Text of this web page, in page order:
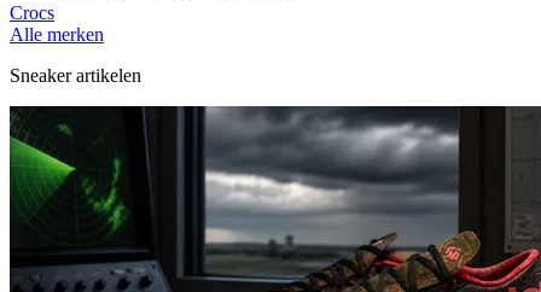
Crocs
Alle merken
Sneaker artikelen